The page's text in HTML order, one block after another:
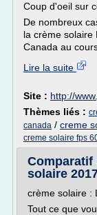
Coup d'oeil sur
De nombreux
la crème solaire
Canada au cours
Lire la suite
Site : http://
Thèmes liés :
canada / creme
creme solaire fps
Comparatif
solaire
crème solaire :
Tout ce que